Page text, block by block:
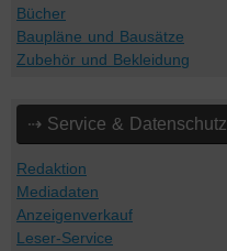
Bücher
Baupläne und Bausätze
Zubehör und Bekleidung
⇢ Service & Datenschutz
Redaktion
Mediadaten
Anzeigenverkauf
Leser-Service